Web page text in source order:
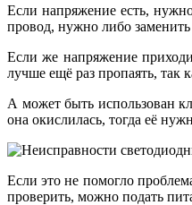
Если напряжение есть,
провод, нужно либо заменить
Если же напряжение
лучше ещё раз пропаять, так
А может быть использован
она окислилась, тогда её
Если это не помогло
проверить, можно подать